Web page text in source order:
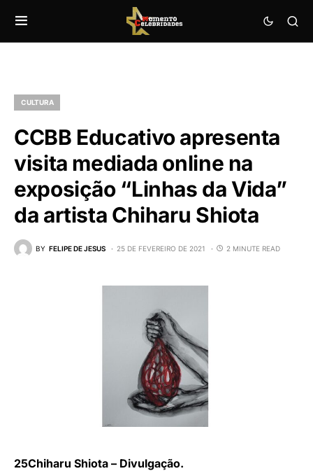
CULTURA
CCBB Educativo apresenta
visita mediada online na
exposição “Linhas da Vida”
da artista Chiharu Shiota
BY FELIPE DE JESUS 25 DE FEVEREIRO DE 2021 2 MINUTE READ
25Chiharu Shiota – Divulgação.